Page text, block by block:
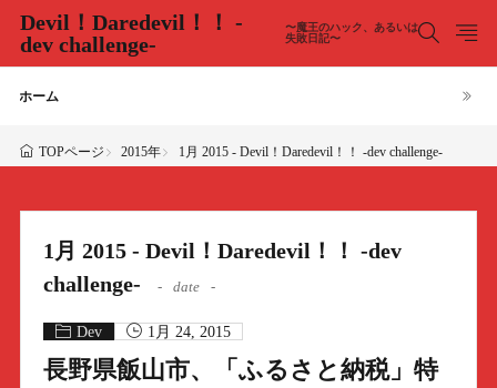
Devil！Daredevil！！ -
dev challenge-
〜魔王のハック、あるいは
失敗日記〜
ホーム
TOPページ 2015年 1月 2015 - Devil！Daredevil！！ -dev challenge-
1月 2015 - Devil！Daredevil！！ -dev
challenge-
date
Dev 1月 24, 2015
長野県飯山市、「ふるさと納税」特